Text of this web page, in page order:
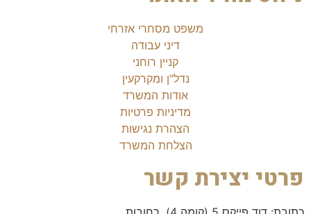
משפט מסחרי אזרחי
דיני עבודה
קניין רוחני
נדל"ן ומקרקעין
אודות המשרד
מדיניות פרטיות
הצהרת נגישות
הצלחת המשרד
פרטי יצירת קשר